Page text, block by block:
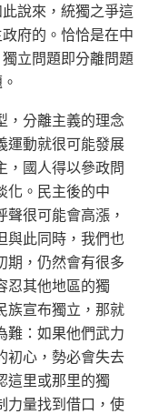
說來，統獨之爭這
府的。恰恰是在中
立問題即分離問題
，分離主義的理念
運動就很可能發展
，國人得以參政問
化。民主後的中
很可能會高漲，
與此同時，我們也
期，仍然會有很多
忍其他地區的獨
族宣布獨立，那就
難：如果他們武力
初心，勢必會失去
這里或那里的獨
力量找到借口，使